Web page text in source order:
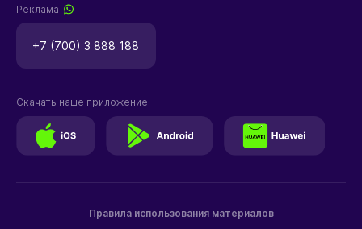
Реклама
+7 (700) 3 888 188
Правила использования материалов
Скачать наше приложение